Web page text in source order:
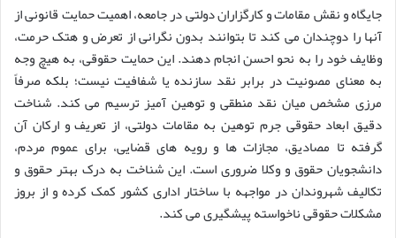
جایگاه و نقش مقامات و کارگزاران دولتی در جامعه، اهمیت حمایت قانونی از
آنها را دوچندان می کند تا بتوانند بدون نگرانی از تعرض و هتک حرمت،
وظایف خود را به نحو احسن انجام دهند. این حمایت حقوقی، به هیچ وجه
به معنای مصونیت در برابر نقد سازنده یا شفافیت نیست؛ بلکه صرفاً
مرزی مشخص میان نقد منطقی و توهین آمیز ترسیم می کند. شناخت
دقیق ابعاد حقوقی جرم توهین به مقامات دولتی، از تعریف و ارکان آن
گرفته تا مصادیق، مجازات ها و رویه های قضایی، برای عموم مردم،
دانشجویان حقوق و وکلا ضروری است. این شناخت به درک بهتر حقوق و
تکالیف شهروندان در مواجهه با ساختار اداری کشور کمک کرده و از بروز
مشکلات حقوقی ناخواسته پیشگیری می کند.